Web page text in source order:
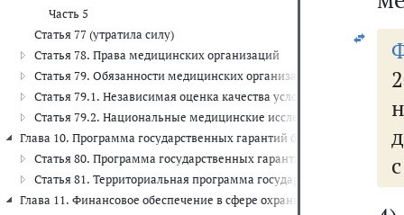
Часть 5
Статья 77 (утратила силу)
Статья 78. Права медицинских организаций
Статья 79. Обязанности медицинских организаций
Статья 79.1. Независимая оценка качества условий оказания
Статья 79.2. Национальные медицинские исследовательские
Глава 10. Программа государственных гарантий бесплатного
Статья 80. Программа государственных гарантий бесплатного
Статья 81. Территориальная программа государственных
Глава 11. Финансовое обеспечение в сфере охраны здоровья (ст.ст.